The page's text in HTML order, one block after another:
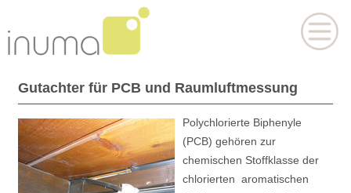
Gutachter für PCB und Raumluftmessung
Polychlorierte Biphenyle
(PCB) gehören zur
chemischen Stoffklasse der
chlorierten aromatischen